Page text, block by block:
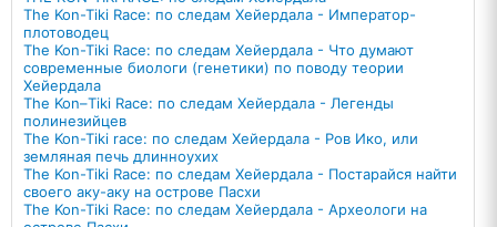
Тhe Kon-Tiki Race: по следам Хейердала - Император-
плотоводец
Тhe Kon-Tiki Race: по следам Хейердала - Что думают
современные биологи (генетики) по поводу теории
Хейердала
The Kon–Tiki Race: по следам Хейердала - Легенды
полинезийцев
The Kon-Tiki race: по следам Хейердала - Ров Ико, или
земляная печь длинноухих
Тhe Kon-Tiki Race: по следам Хейердала - Постарайся найти
своего аку-аку на острове Пасхи
The Kon-Tiki Race: по следам Хейердала - Археологи на